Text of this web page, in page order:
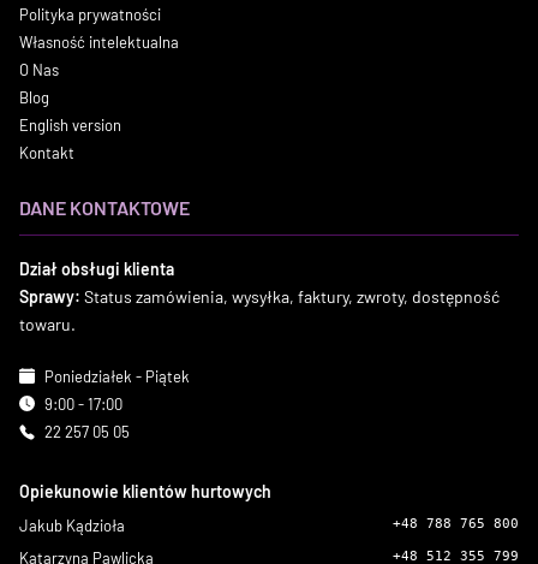
Polityka prywatności
Własność intelektualna
O Nas
Blog
English version
Kontakt
DANE KONTAKTOWE
Dział obsługi klienta
Sprawy: Status zamówienia, wysyłka, faktury, zwroty, dostępność
towaru.
Poniedziałek - Piątek
9:00 - 17:00
22 257 05 05
Opiekunowie klientów hurtowych
Jakub Kądzioła +48 788 765 800
Katarzyna Pawlicka +48 512 355 799